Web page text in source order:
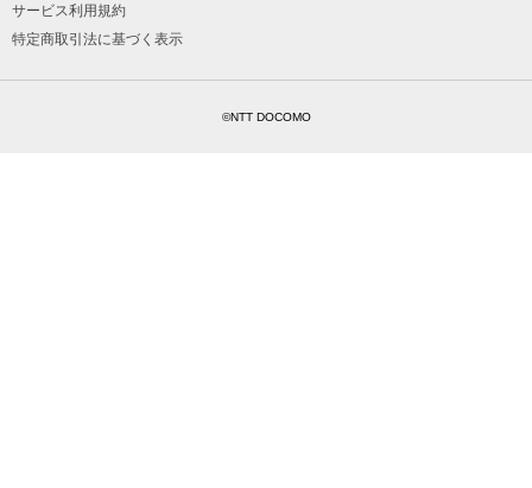
サービス利用規約
特定商取引法に基づく表示
©NTT DOCOMO